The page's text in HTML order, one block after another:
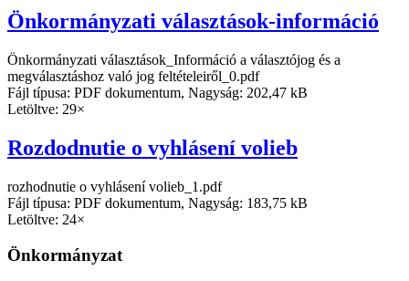
Önkormányzati választások-információ
Önkormányzati választások_Információ a választójog és a
megválasztáshoz való jog feltételeiről_0.pdf
Fájl típusa: PDF dokumentum, Nagyság: 202,47 kB
Letöltve: 29×
Rozdodnutie o vyhlásení volieb
rozhodnutie o vyhlásení volieb_1.pdf
Fájl típusa: PDF dokumentum, Nagyság: 183,75 kB
Letöltve: 24×
Önkormányzat